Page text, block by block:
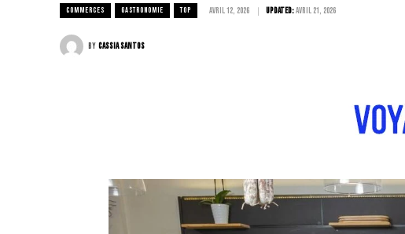
COMMERCES GASTRONOMIE TOP avril 12, 2026 Updated:avril 21, 2026
By Cassia Santos